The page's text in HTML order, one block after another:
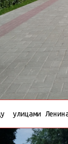
улицами